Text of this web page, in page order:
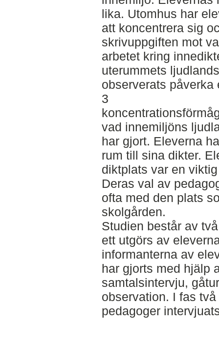
lika. Utomhus har
att koncentrera sig
skrivuppgiften mot
arbetet kring
uterummets
observerats påverka
3
vad innemiljöns
har gjort. Eleverna
rum till sina dikter.
diktplats var en
Deras val av
ofta med den plats
skolgården.
Studien består av
ett utgörs av
informanterna av
har gjorts med hjälp
samtalsintervju,
observation. I fas
pedagoger